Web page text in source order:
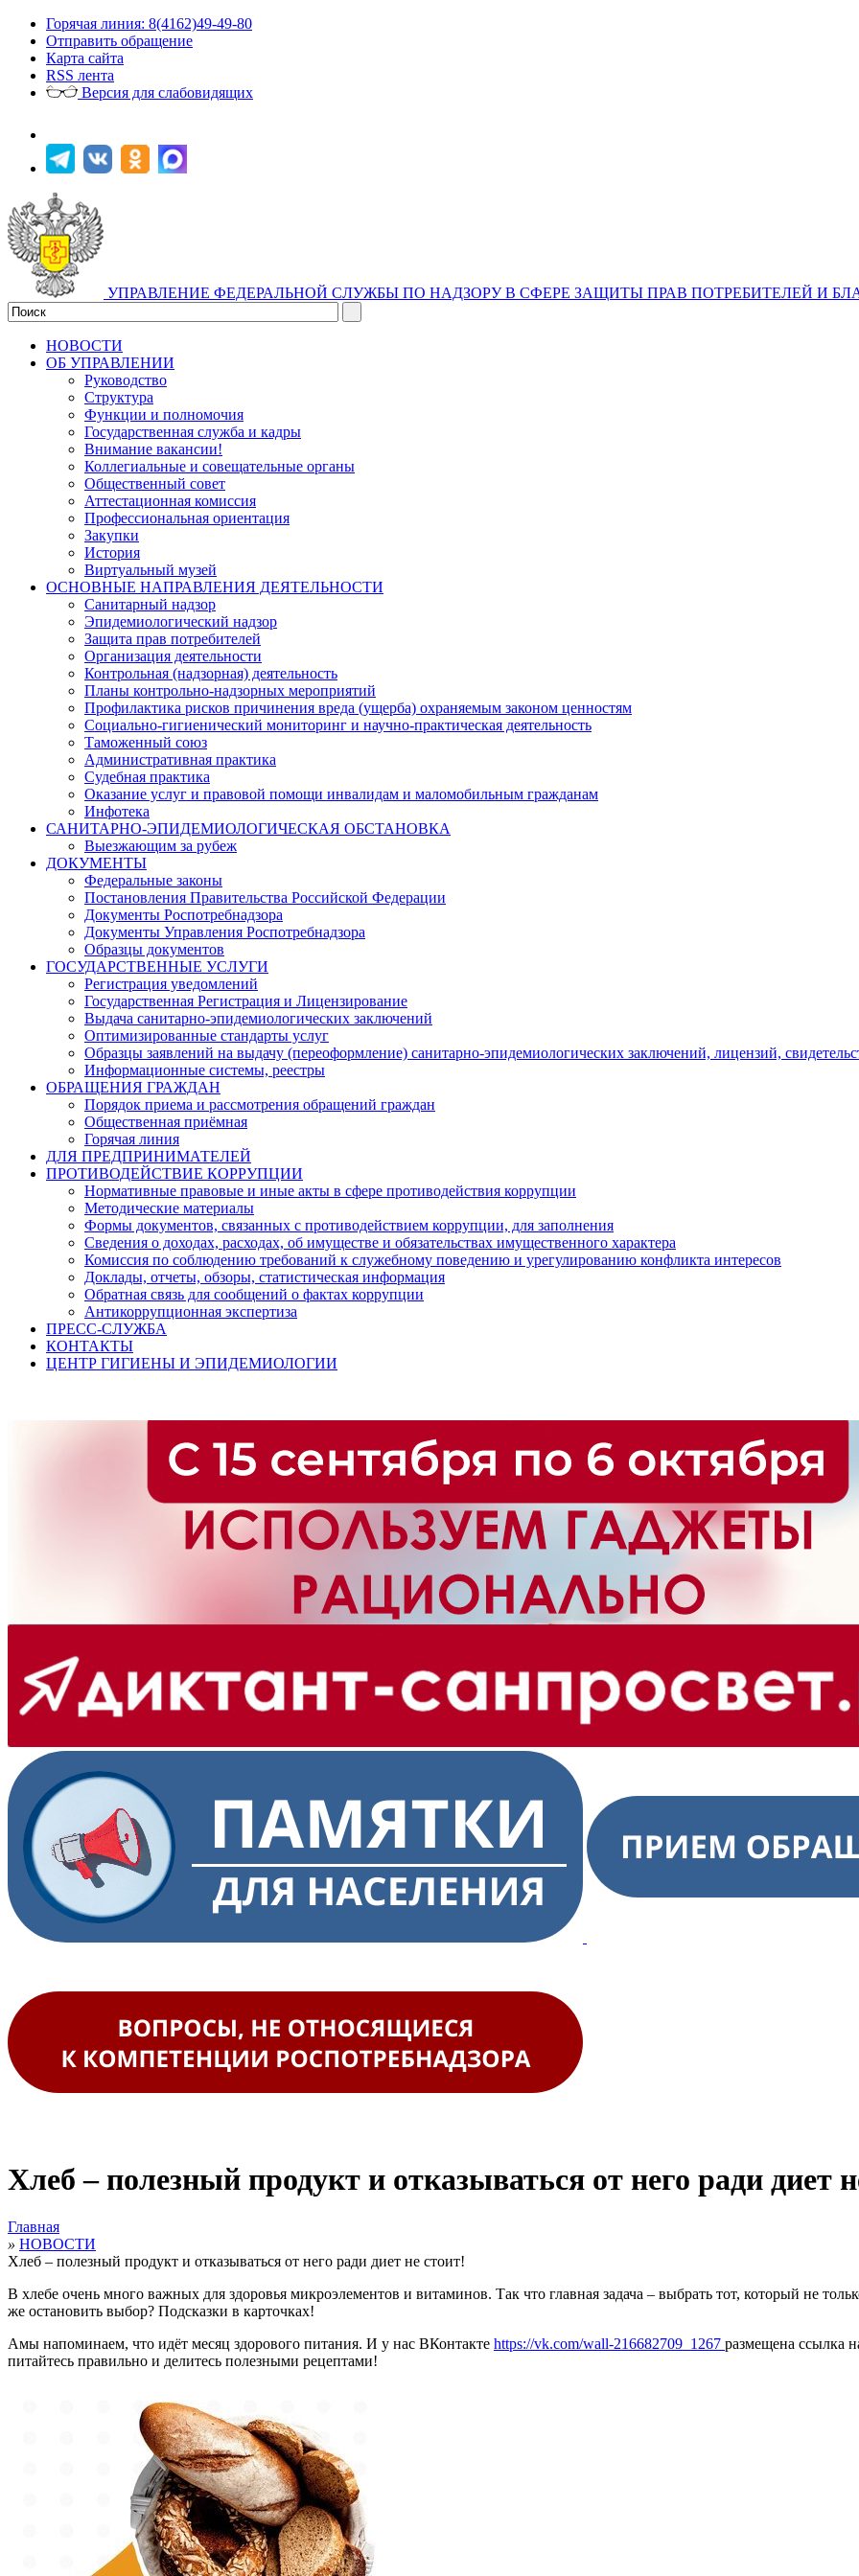
Горячая линия: 8(4162)49-49-80
Отправить обращение
Карта сайта
RSS лента
Версия для слабовидящих
УПРАВЛЕНИЕ ФЕДЕРАЛЬНОЙ СЛУЖБЫ ПО НАДЗОРУ В СФЕРЕ ЗАЩИТЫ ПРАВ ПОТРЕБИТЕЛЕЙ И
НОВОСТИ
ОБ УПРАВЛЕНИИ
Руководство
Структура
Функции и полномочия
Государственная служба и кадры
Внимание вакансии!
Коллегиальные и совещательные органы
Общественный совет
Аттестационная комиссия
Профессиональная ориентация
Закупки
История
Виртуальный музей
ОСНОВНЫЕ НАПРАВЛЕНИЯ ДЕЯТЕЛЬНОСТИ
Санитарный надзор
Эпидемиологический надзор
Защита прав потребителей
Организация деятельности
Контрольная (надзорная) деятельность
Планы контрольно-надзорных мероприятий
Профилактика рисков причинения вреда (ущерба) охраняемым законом ценностям
Социально-гигиенический мониторинг и научно-практическая деятельность
Таможенный союз
Административная практика
Судебная практика
Оказание услуг и правовой помощи инвалидам и маломобильным гражданам
Инфотека
САНИТАРНО-ЭПИДЕМИОЛОГИЧЕСКАЯ ОБСТАНОВКА
Выезжающим за рубеж
ДОКУМЕНТЫ
Федеральные законы
Постановления Правительства Российской Федерации
Документы Роспотребнадзора
Документы Управления Роспотребнадзора
Образцы документов
ГОСУДАРСТВЕННЫЕ УСЛУГИ
Регистрация уведомлений
Государственная Регистрация и Лицензирование
Выдача санитарно-эпидемиологических заключений
Оптимизированные стандарты услуг
Образцы заявлений на выдачу (переоформление) санитарно-эпидемиологических заключений, лицензий,
Информационные системы, реестры
ОБРАЩЕНИЯ ГРАЖДАН
Порядок приема и рассмотрения обращений граждан
Общественная приёмная
Горячая линия
ДЛЯ ПРЕДПРИНИМАТЕЛЕЙ
ПРОТИВОДЕЙСТВИЕ КОРРУПЦИИ
Нормативные правовые и иные акты в сфере противодействия коррупции
Методические материалы
Формы документов, связанных с противодействием коррупции, для заполнения
Сведения о доходах, расходах, об имуществе и обязательствах имущественного характера
Комиссия по соблюдению требований к служебному поведению и урегулированию конфликта интересов
Доклады, отчеты, обзоры, статистическая информация
Обратная связь для сообщений о фактах коррупции
Антикоррупционная экспертиза
ПРЕСС-СЛУЖБА
КОНТАКТЫ
ЦЕНТР ГИГИЕНЫ И ЭПИДЕМИОЛОГИИ
Хлеб – полезный продукт и отказываться от него ради диет
Главная
» НОВОСТИ
Хлеб – полезный продукт и отказываться от него ради диет не стоит!
В хлебе очень много важных для здоровья микроэлементов и витаминов. Так что главная задача – выбрать тот, который не
же остановить выбор? Подсказки в карточках!
Амы напоминаем, что идёт месяц здорового питания. И у нас ВКонтакте https://vk.com/wall-216682709_1267 размещена ссылка
питайтесь правильно и делитесь полезными рецептами!